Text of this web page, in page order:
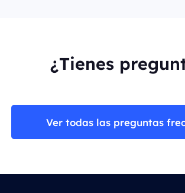
¿Tienes
Ver todas las preguntas